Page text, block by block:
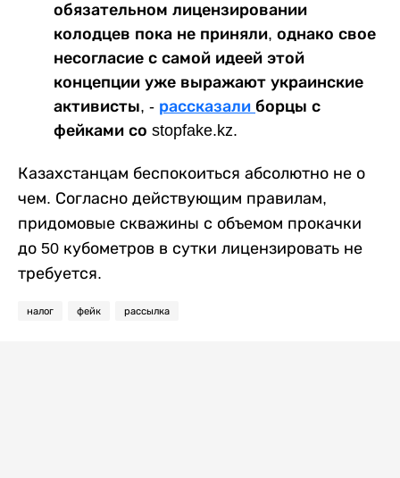
обязательном лицензировании
колодцев пока не приняли, однако свое
несогласие с самой идеей этой
концепции уже выражают украинские
активисты, - рассказали борцы с
фейками со stopfake.kz.
Казахстанцам беспокоиться абсолютно не о
чем. Согласно действующим правилам,
придомовые скважины с объемом прокачки
до 50 кубометров в сутки лицензировать не
требуется.
налог фейк рассылка